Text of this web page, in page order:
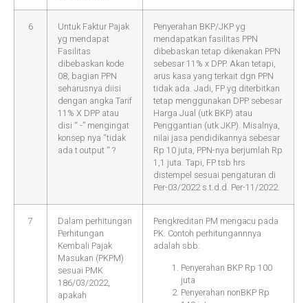
6
Untuk Faktur Pajak
yg mendapat
Fasilitas
dibebaskan kode
08, bagian PPN
seharusnya diisi
dengan angka Tarif
11% X DPP atau
disi “ -” mengingat
konsep nya “tidak
ada t output “ ?
Penyerahan BKP/JKP yg
mendapatkan fasilitas PPN
dibebaskan tetap dikenakan PPN
sebesar 11% x DPP. Akan tetapi,
arus kasa yang terkait dgn PPN
tidak ada. Jadi, FP yg diterbitkan
tetap menggunakan DPP sebesar
Harga Jual (utk BKP) atau
Penggantian (utk JKP). Misalnya,
nilai jasa pendidikannya sebesar
Rp 10 juta, PPN-nya berjumlah Rp
1,1 juta. Tapi, FP tsb hrs
distempel sesuai pengaturan di
Per-03/2022 s.t.d.d. Per-11/2022.
7
Dalam perhitungan
Perhitungan
Kembali Pajak
Masukan (PKPM)
sesuai PMK
186/03/2022,
apakah
Pengkreditan PM mengacu pada
PK. Contoh perhitungannnya
adalah sbb:
Penyerahan BKP Rp 100
juta
Penyerahan nonBKP Rp